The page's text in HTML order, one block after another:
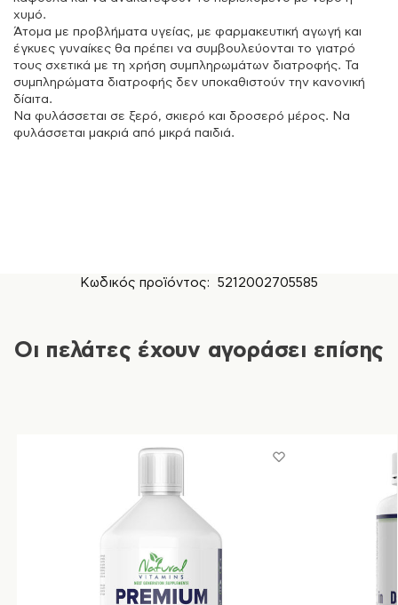
χυμό.
Άτομα με προβλήματα υγείας, με φαρμακευτική αγωγή και
έγκυες γυναίκες θα πρέπει να συμβουλεύονται το γιατρό
τους σχετικά με τη χρήση συμπληρωμάτων διατροφής. Τα
συμπληρώματα διατροφής δεν υποκαθιστούν την κανονική
δίαιτα.
Να φυλάσσεται σε ξερό, σκιερό και δροσερό μέρος. Να
φυλάσσεται μακριά από μικρά παιδιά.
Κωδικός προϊόντος: 5212002705585
Οι πελάτες έχουν αγοράσει επίσης